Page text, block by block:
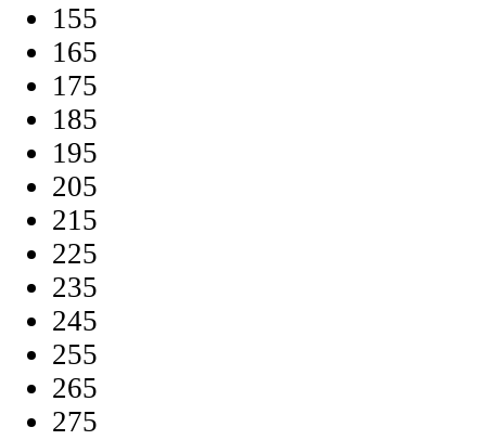
155
165
175
185
195
205
215
225
235
245
255
265
275